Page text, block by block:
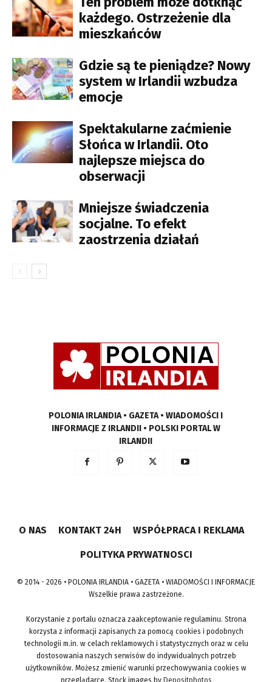
każdego. Ostrzeżenie dla
mieszkańców
Gdzie są te pieniądze? Nowy
system w Irlandii wzbudza
emocje
Spektakularne zaćmienie
Słońca w Irlandii. Oto
najlepsze miejsca do
obserwacji
Mniejsze świadczenia
socjalne. To efekt
zaostrzenia działań
POLONIA IRLANDIA • GAZETA • WIADOMOŚCI I
INFORMACJE Z IRLANDII • POLSKI PORTAL W
IRLANDII
O NAS KONTAKT 24H WSPÓŁPRACA I REKLAMA
POLITYKA PRYWATNOSCI
© 2014 - 2026 • POLONIA IRLANDIA • GAZETA • WIADOMOŚCI I INFORMACJE
Wszelkie prawa zastrzeżone.
Korzystanie z portalu oznacza zaakceptowanie regulaminu. Strona
korzysta z informacji zapisanych za pomocą cookies i podobnych
technologii m.in. w celach reklamowych i statystycznych oraz w celu
dostosowania naszych serwisów do indywidualnych potrzeb
użytkowników. Możesz zmienić warunki przechowywania cookies w